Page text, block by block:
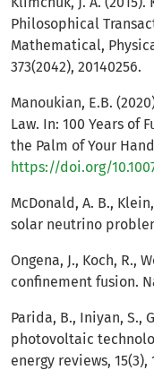
Philosophical
Mathematical,
373(2042), 20140256.
Manoukian, E.B.
Law. In: 100 Years of
the Palm of Your
https://doi.org/
McDonald, A. B.,
solar neutrino
Ongena, J., Koch, R.,
confinement fusion.
Parida, B., Iniyan, S.,
photovoltaic
energy reviews, 15(3),